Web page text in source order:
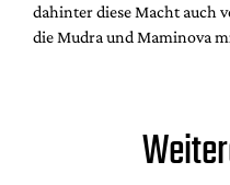
dahinter diese Macht auch
die Mudra und Maminova